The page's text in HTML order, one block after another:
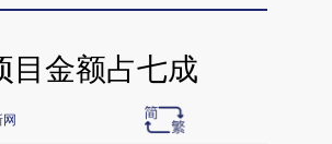
目金额占七成
网